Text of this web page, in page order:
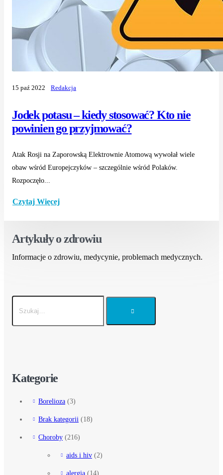
Jodek potasu – kiedy stosować? Kto nie
powinien go przyjmować?
15 paź 2022 Redakcja
Atak Rosji na Zaporowską Elektrownie Atomową wywołał wiele
obaw wśród Europejczyków – szczególnie wśród Polaków.
Rozpoczęło...
Czytaj Więcej
Artykuły o zdrowiu
Informacje o zdrowiu, medycynie, problemach medycznych.
Kategorie
Borelioza (3)
Brak kategorii (18)
Choroby (216)
aids i hiv (2)
alergia (14)